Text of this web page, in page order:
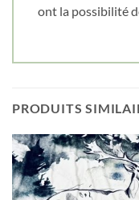
ont la possibilité
PRODUITS